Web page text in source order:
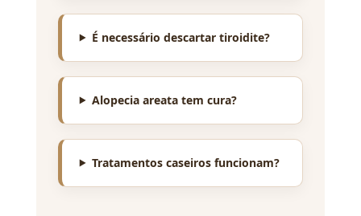
É necessário descartar tiroidite?
Alopecia areata tem cura?
Tratamentos caseiros funcionam?